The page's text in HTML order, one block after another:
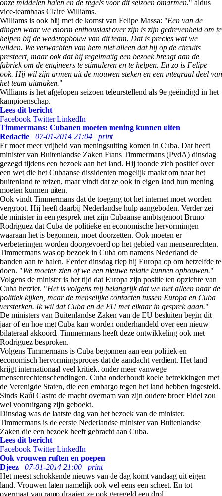
onze middelen halen en de regels voor dit seizoen omarmen." aldus
vice-teambaas Claire Williams.
Williams is ook blij met de komst van Felipe Massa: "Een van de
dingen waar we enorm enthousiast over zijn is zijn gedrevenheid om te
helpen bij de wederopbouw van dit team. Dat is precies wat we
wilden. We verwachten van hem niet alleen dat hij op de circuits
presteert, maar ook dat hij regelmatig een bezoek brengt aan de
fabriek om de engineers te stimuleren en te helpen. En zo is Felipe
ook. Hij wil zijn armen uit de mouwen steken en een integraal deel van
het team uitmaken."
Williams is het afgelopen seizoen teleurstellend als 9e geëindigd in het
kampioenschap.
Lees dit bericht
Facebook Twitter LinkedIn
Timmermans: Cubanen moeten mening kunnen uiten
Redactie
07-01-2014 21:04
print
Er moet meer vrijheid van meningsuiting komen in Cuba. Dat heeft
minister van Buitenlandse Zaken Frans Timmermans (PvdA) dinsdag
gezegd tijdens een bezoek aan het land. Hij toonde zich positief over
een wet die het Cubaanse dissidenten mogelijk maakt om naar het
buitenland te reizen, maar vindt dat ze ook in eigen land hun mening
moeten kunnen uiten.
Ook vindt Timmermans dat de toegang tot het internet moet worden
vergroot. Hij heeft daarbij Nederlandse hulp aangeboden. Verder zei
de minister in een gesprek met zijn Cubaanse ambtsgenoot Bruno
Rodriguez dat Cuba de politieke en economische hervormingen
waaraan het is begonnen, moet doorzetten. Ook moeten er
verbeteringen worden doorgevoerd op het gebied van mensenrechten.
Timmermans was op bezoek in Cuba om namens Nederland de
banden aan te halen. Eerder dinsdag riep hij Europa op om hetzelfde te
doen. "We moeten zien of we een nieuwe relatie kunnen opbouwen."
Volgens de minister is het tijd dat Europa zijn positie ten opzichte van
Cuba herziet. "Het is volgens mij belangrijk dat we niet alleen naar de
politiek kijken, maar de menselijke contacten tussen Europa en Cuba
versterken. Ik wil dat Cuba en de EU met elkaar in gesprek gaan."
De ministers van Buitenlandse Zaken van de EU besluiten begin dit
jaar of en hoe met Cuba kan worden onderhandeld over een nieuw
bilateraal akkoord. Timmermans heeft deze ontwikkeling ook met
Rodriguez besproken.
Volgens Timmermans is Cuba begonnen aan een politiek en
economisch hervormingsproces dat de aandacht verdient. Het land
krijgt internationaal veel kritiek, onder meer vanwege
mensenrechtenschendingen. Cuba onderhoudt koele betrekkingen met
de Verenigde Staten, die een embargo tegen het land hebben ingesteld.
Sinds Raúl Castro de macht overnam van zijn oudere broer Fidel zou
wel vooruitgang zijn geboekt.
Dinsdag was de laatste dag van het bezoek van de minister.
Timmermans is de eerste Nederlandse minister van Buitenlandse
Zaken die een bezoek heeft gebracht aan Cuba.
Lees dit bericht
Facebook Twitter LinkedIn
Ook vrouwen ruften en poepen
Djeez
07-01-2014 21:00
print
Het meest schokkende nieuws van de dag komt vandaag uit eigen
land. Vrouwen laten namelijk ook wel eens een scheet. En tot
overmaat van ramp draaien ze ook geregeld een drol.